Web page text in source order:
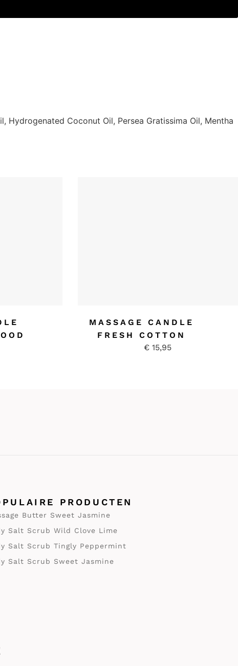
Hydrogenated Coconut Oil, Persea Gratissima Oil, Mentha
MASSAGE CANDLE
FRESH COTTON
€ 15,95
PRODUCTEN
Butter Sweet Jasmine
Salt Scrub Wild Clove Lime
Salt Scrub Tingly Peppermint
Salt Scrub Sweet Jasmine